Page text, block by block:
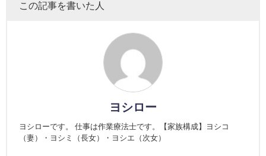
この記事を書いた人
ヨシロー
ヨシローです。 仕事は作業療法士です。【家族構成】ヨシコ
（妻）・ヨシミ（長女）・ヨシエ（次女）